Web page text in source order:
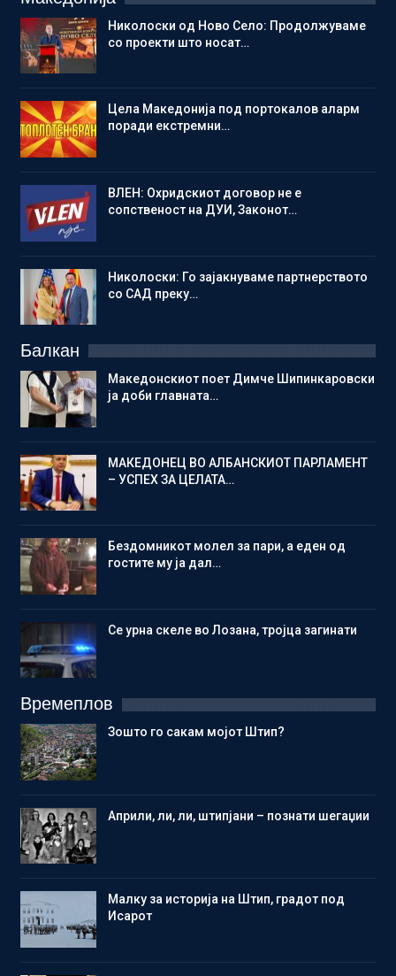
Николоски од Ново Село: Продолжуваме
со проекти што носат…
Цела Македонија под портокалов аларм
поради екстремни…
ВЛЕН: Охридскиот договор не е
сопственост на ДУИ, Законот…
Николоски: Го зајакнуваме партнерството
со САД преку…
Балкан
Македонскиот поет Димче Шипинкаровски
ја доби главната…
МАКЕДОНЕЦ ВО АЛБАНСКИОТ ПАРЛАМЕНТ
– УСПЕХ ЗА ЦЕЛАТА…
Бездомникот молел за пари, а еден од
гостите му ја дал…
Се урна скеле во Лозана, тројца загинати
Времеплов
Зошто го сакам мојот Штип?
Aприли, ли, ли, штипјани – познати шегаџии
Малку за историја на Штип, градот под
Исарот